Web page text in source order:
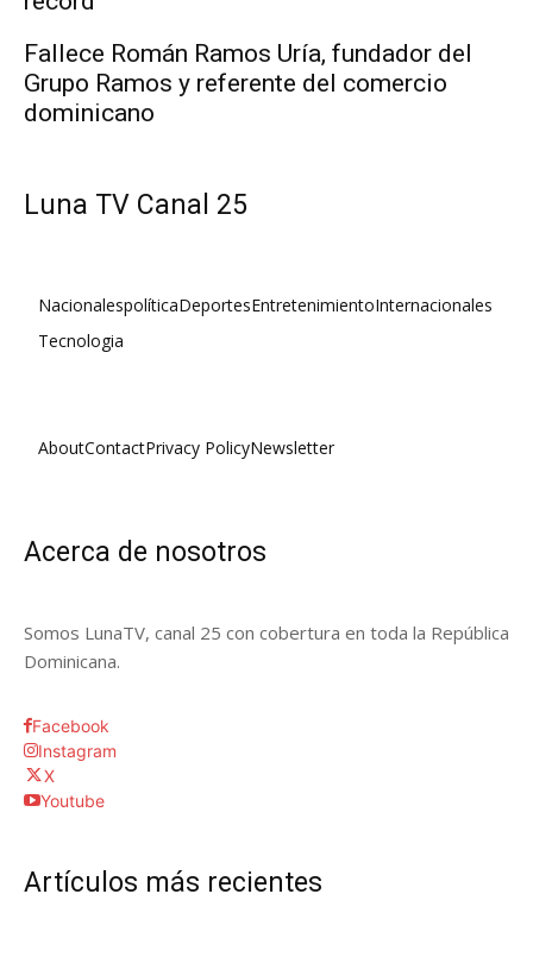
Fallece Román Ramos Uría, fundador del
Grupo Ramos y referente del comercio
dominicano
Luna TV Canal 25
NacionalespolíticaDeportesEntretenimientoInternacionales
Tecnologia
AboutContactPrivacy PolicyNewsletter
Acerca de nosotros
Somos LunaTV, canal 25 con cobertura en toda la República
Dominicana.
Facebook
Instagram
X
Youtube
Artículos más recientes